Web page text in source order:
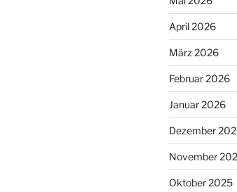
April 2026
März 2026
Februar 2026
Januar 2026
Dezember
November
Oktober 2025